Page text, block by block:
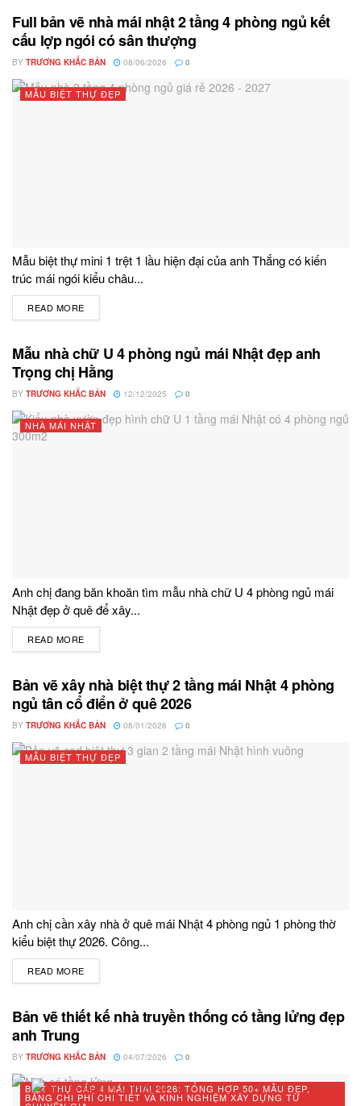
Full bản vẽ nhà mái nhật 2 tầng 4 phòng ngủ kết
cấu lợp ngói có sân thượng
BY TRƯƠNG KHẮC BẢN 08/06/2026 0
MẪU BIỆT THỰ ĐẸP
Mẫu biệt thự mini 1 trệt 1 lầu hiện đại của anh Thắng có kiến
trúc mái ngói kiểu châu...
READ MORE
Mẫu nhà chữ U 4 phòng ngủ mái Nhật đẹp anh
Trọng chị Hằng
BY TRƯƠNG KHẮC BẢN 12/12/2025 0
NHÀ MÁI NHẬT
Anh chị đang băn khoăn tìm mẫu nhà chữ U 4 phòng ngủ mái
Nhật đẹp ở quê để xây...
READ MORE
Bản vẽ xây nhà biệt thự 2 tầng mái Nhật 4 phòng
ngủ tân cổ điển ở quê 2026
BY TRƯƠNG KHẮC BẢN 08/01/2026 0
MẪU BIỆT THỰ ĐẸP
Anh chị cần xây nhà ở quê mái Nhật 4 phòng ngủ 1 phòng thờ
kiểu biệt thự 2026. Công...
READ MORE
Bản vẽ thiết kế nhà truyền thống có tầng lửng đẹp
anh Trung
BY TRƯƠNG KHẮC BẢN 04/07/2026 0
BIỆT THỰ CẤP 4 MÁI THÁI 2026: TỔNG HỢP 50+ MẪU ĐẸP,
BẢNG CHI PHÍ CHI TIẾT VÀ KINH NGHIỆM XÂY DỰNG TỪ